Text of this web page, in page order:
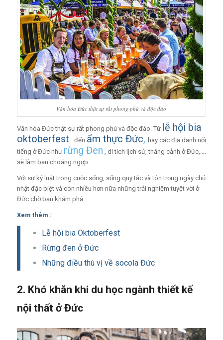
Văn hóa Đức thật sự rất phong phú và độc đáo
Văn hóa Đức thật sự rất phong phú và độc đáo. Từ lễ hội bia
oktoberfest
đến ẩm thực Đức, hay các địa danh nổi
tiếng ở Đức như rừng Đen , di tích lịch sử, thắng cảnh ở Đức,….
sẽ làm bạn choáng ngợp.
Với sự kỷ luật trong cuộc sống, sống quy tắc và tôn trọng ngày chủ
nhật đặc biệt và còn nhiều hơn nữa những trải nghiệm tuyệt vời ở
Đức chờ bạn khám phá.
Xem thêm :
Lễ hội bia Oktoberfest
Rừng đen ở Đức
Những điều thú vị về socola Đức
2. Khó khăn khi du học ngành thiết kế
nội thất ở Đức